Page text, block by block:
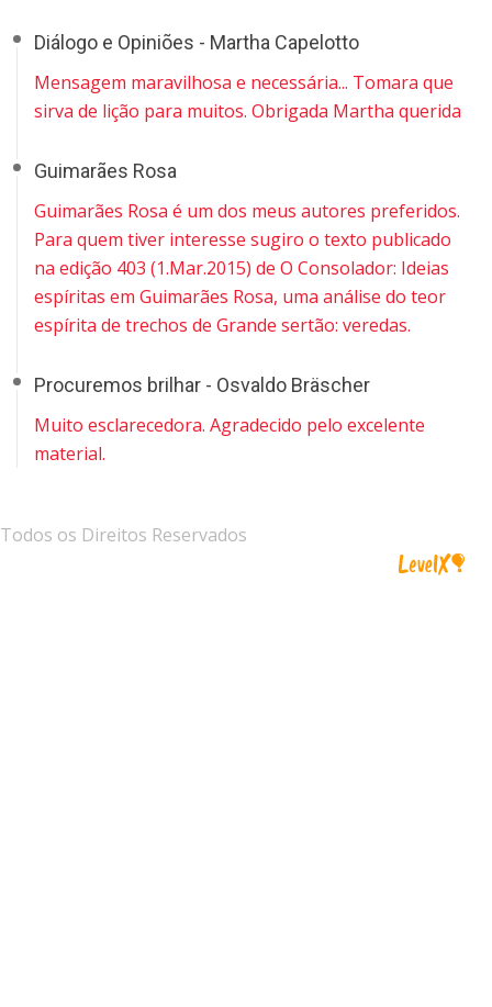
Diálogo e Opiniões - Martha Capelotto
Mensagem maravilhosa e necessária... Tomara que
sirva de lição para muitos. Obrigada Martha querida
Guimarães Rosa
Guimarães Rosa é um dos meus autores preferidos.
Para quem tiver interesse sugiro o texto publicado
na edição 403 (1.Mar.2015) de O Consolador: Ideias
espíritas em Guimarães Rosa, uma análise do teor
espírita de trechos de Grande sertão: veredas.
Procuremos brilhar - Osvaldo Bräscher
Muito esclarecedora. Agradecido pelo excelente
material.
Todos os Direitos Reservados